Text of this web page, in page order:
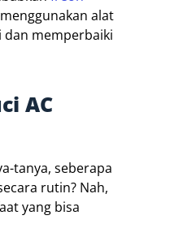
alat
dan memperbaiki
AC
tanya, seberapa
rutin? Nah,
yang bisa